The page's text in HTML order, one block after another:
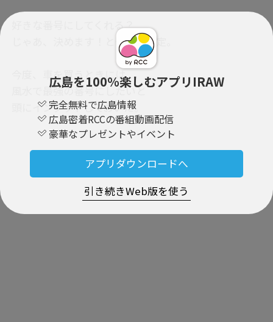
広島を100％楽しむアプリIRAW
完全無料で広島情報
広島密着RCCの番組動画配信
豪華なプレゼントやイベント
アプリダウンロードへ
引き続きWeb版を使う
好きな番号にしてくれる？
じゃあ、決めます！とそこで決定。
今度、車を買うときには
風水で最強の番号にしたいと
頭にインプットしておいた。